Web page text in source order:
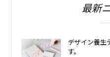
最新
デザイン養生
す。